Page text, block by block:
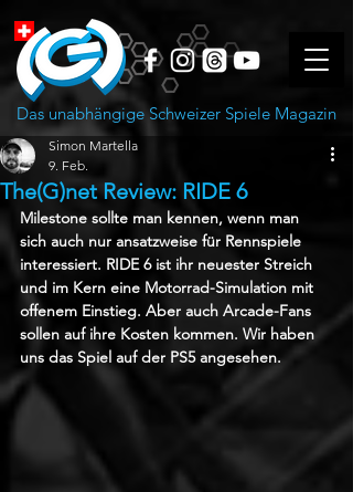
Das unabhängige Schweizer Spiele Magazin
The(G)net Review: RIDE 6
Simon Martella
9. Feb.
Milestone sollte man kennen, wenn man
sich auch nur ansatzweise für Rennspiele
interessiert. RIDE 6 ist ihr neuester Streich
und im Kern eine Motorrad-Simulation mit
offenem Einstieg. Aber auch Arcade-Fans
sollen auf ihre Kosten kommen. Wir haben
uns das Spiel auf der PS5 angesehen.